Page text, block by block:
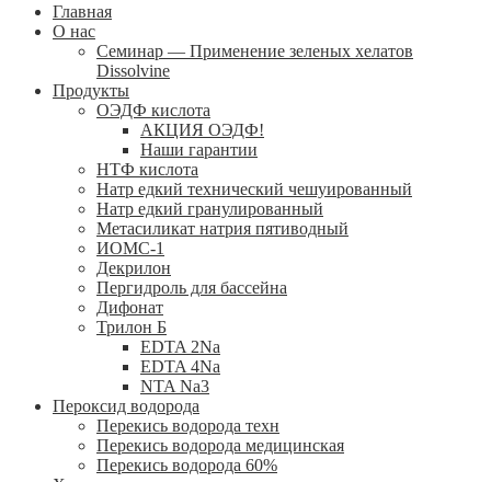
Главная
О нас
Семинар — Применение зеленых хелатов
Dissolvine
Продукты
ОЭДФ кислота
АКЦИЯ ОЭДФ!
Наши гарантии
НТФ кислота
Натр едкий технический чешуированный
Натр едкий гранулированный
Метасиликат натрия пятиводный
ИОМС-1
Декрилон
Пергидроль для бассейна
Дифонат
Трилон Б
EDTA 2Na
EDTA 4Na
NTA Na3
Пероксид водорода
Перекись водорода техн
Перекись водорода медицинская
Перекись водорода 60%